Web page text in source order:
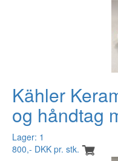
Kähler
og håndtag
Lager: 1
800,- DKK pr. stk.